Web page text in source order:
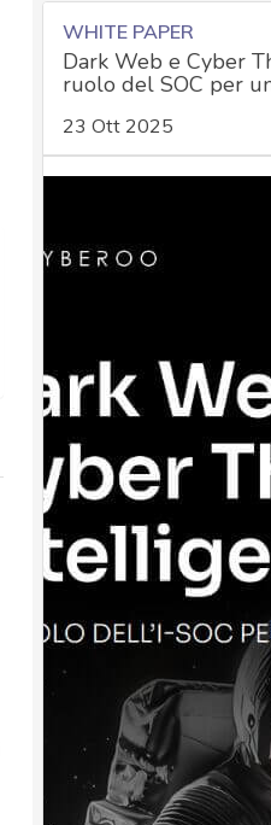
WHITE PAPER
Dark Web e Cyber
ruolo del SOC per
23 Ott 2025